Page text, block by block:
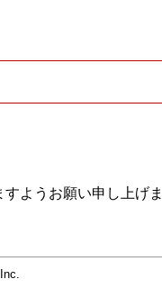
ようお願い申し上げ